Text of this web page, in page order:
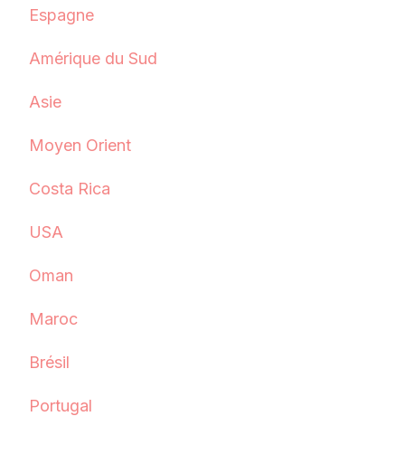
Espagne
Amérique du Sud
Asie
Moyen Orient
Costa Rica
USA
Oman
Maroc
Brésil
Portugal